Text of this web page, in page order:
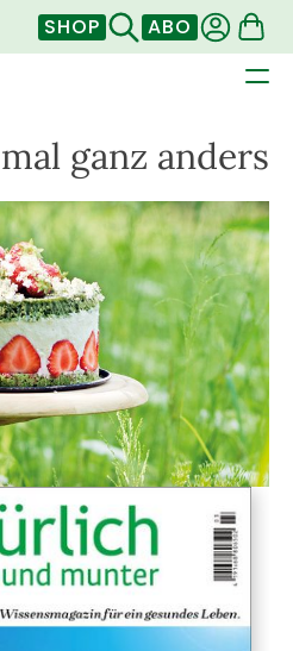
SHOP ABO
ganz anders